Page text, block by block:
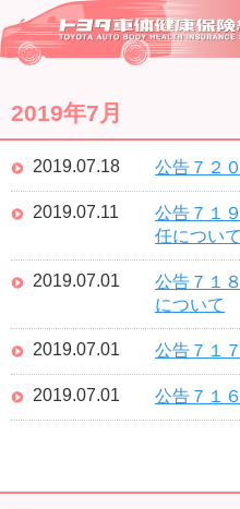
2019年7月
公告７２
2019.07.18
公告７１
任について
2019.07.11
公告７１
について
2019.07.01
公告７１
2019.07.01
公告７１
2019.07.01